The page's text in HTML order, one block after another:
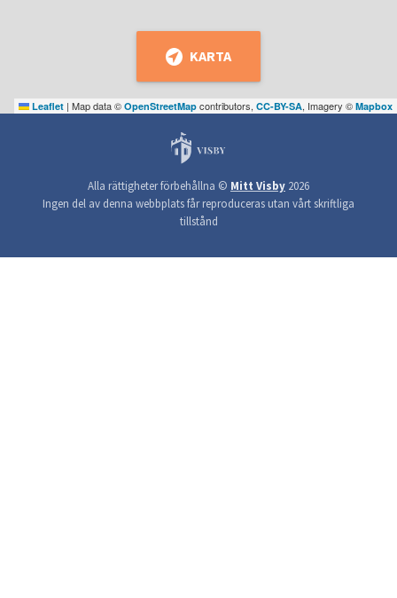
Leaflet | Map data © OpenStreetMap contributors, CC-BY-SA, Imagery © Mapbox
KARTA
Alla rättigheter förbehållna © Mitt Visby 2026
Ingen del av denna webbplats får reproduceras utan vårt skriftliga
tillstånd